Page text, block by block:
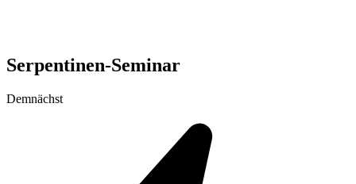
Serpentinen-Seminar
Demnächst